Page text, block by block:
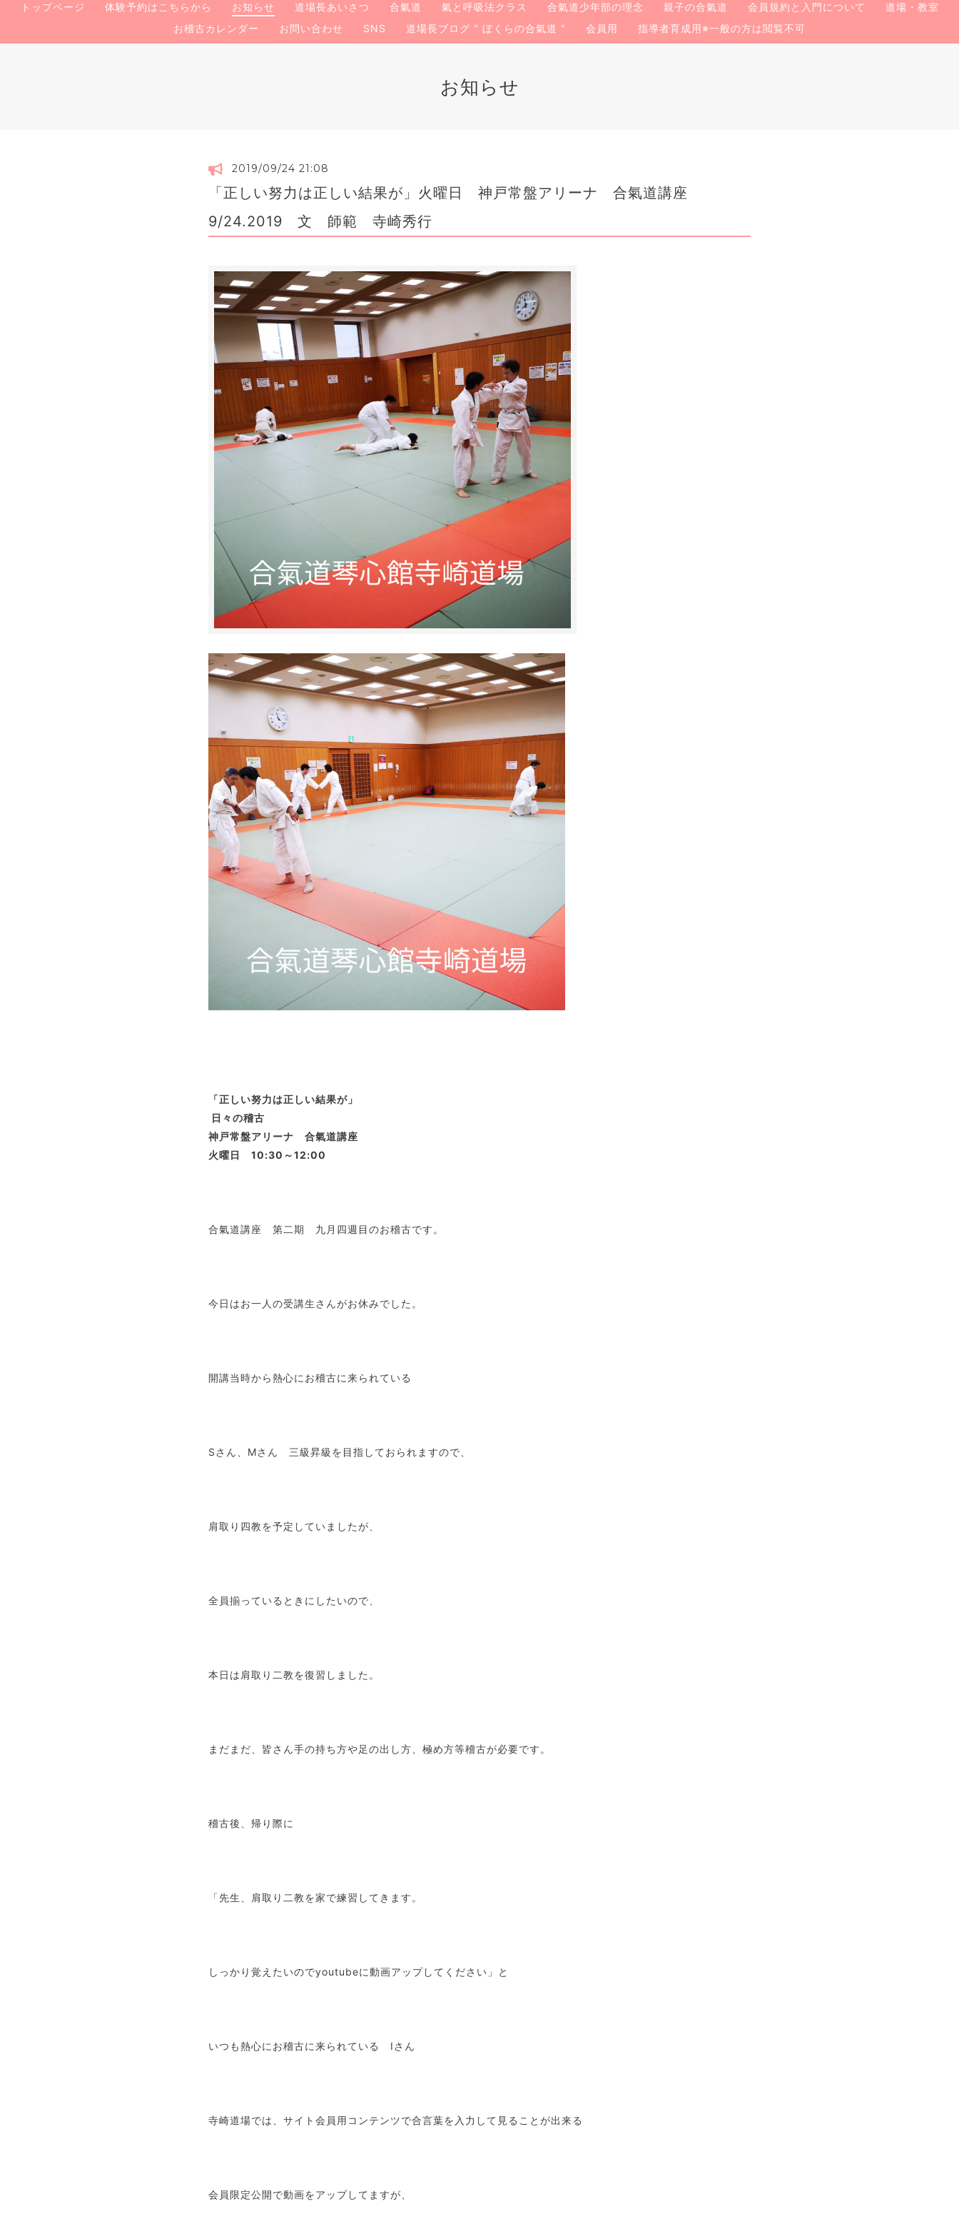
トップページ 体験予約はこちらから お知らせ 道場長あいさつ 合氣道 氣と呼吸法クラス 合氣道少年部の理念 親子の合氣道 会員規約と入門について
道場・教室
お稽古カレンダー
お問い合わせ SNS 道場長ブログ " ぼくらの合氣道 " 会員用 指導者育成用※一般の方は閲覧不可
お知らせ
2019/09/24 21:08
「正しい努力は正しい結果が」火曜日 神戸常盤アリーナ 合氣道講座
9/24.2019 文 師範 寺崎秀行
「正しい努力は正しい結果が」
日々の稽古
神戸常盤アリーナ 合氣道講座
火曜日 10:30～12:00
合氣道講座 第二期 九月四週目のお稽古です。
今日はお一人の受講生さんがお休みでした。
開講当時から熱心にお稽古に来られている
Sさん、Mさん 三級昇級を目指しておられますので、
肩取り四教を予定していましたが、
全員揃っているときにしたいので、
本日は肩取り二教を復習しました。
まだまだ、皆さん手の持ち方や足の出し方、極め方等稽古が必要です。
稽古後、帰り際に
「先生、肩取り二教を家で練習してきます。
しっかり覚えたいのでyoutubeに動画アップしてください」と
いつも熱心にお稽古に来られている Iさん
寺崎道場では、サイト会員用コンテンツで合言葉を入力して見ることが出来る
会員限定公開で動画をアップしてますが、